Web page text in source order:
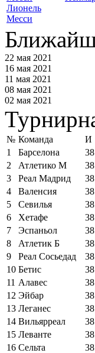
Лионель
Месси
22 мая 2021
16 мая 2021
11 мая 2021
08 мая 2021
02 мая 2021
№ Команда И
1
Барселона 38
2
Атлетико М 38
3
Реал Мадрид 38
4
Валенсия 38
5
Севилья 38
6
Хетафе 38
7
Эспаньол 38
8
Атлетик Б 38
9
Реал Сосьедад 38
10 Бетис 38
11 Алавес 38
12 Эйбар 38
13 Леганес 38
14 Вильярреал 38
15 Леванте 38
16 Сельта 38